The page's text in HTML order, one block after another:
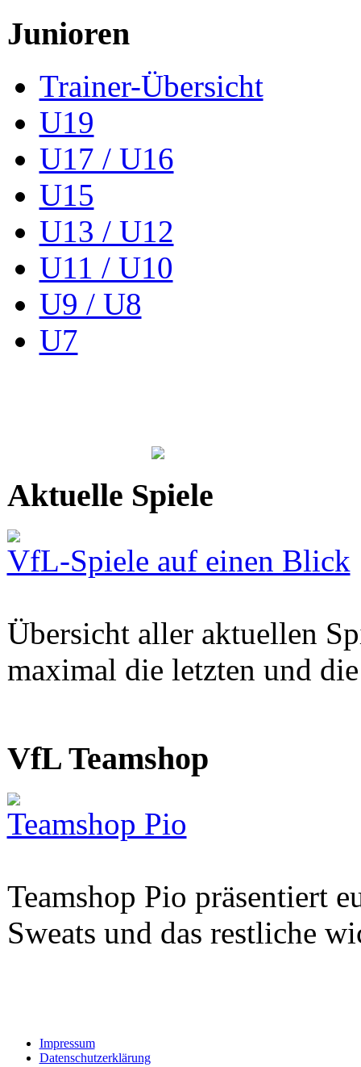
Junioren
Trainer-Übersicht
U19
U17 / U16
U15
U13 / U12
U11 / U10
U9 / U8
U7
Aktuelle Spiele
VfL-Spiele auf einen Blick
Übersicht aller aktuellen
maximal die letzten und
VfL Teamshop
Teamshop Pio
Teamshop Pio präsentiert
Sweats und das restliche
Impressum
Datenschutzerklärung